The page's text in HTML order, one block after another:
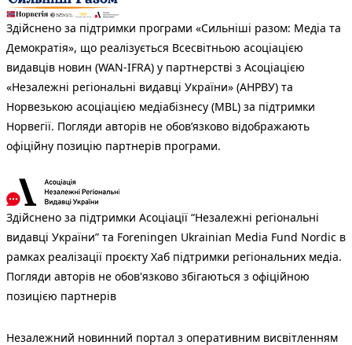
Здійснено за підтримки програми «Сильніші разом: Медіа та
Демократія», що реалізується Всесвітньою асоціацією
видавців новин (WAN-IFRA) у партнерстві з Асоціацією
«Незалежні регіональні видавці України» (АНРВУ) та
Норвезькою асоціацією медіабізнесу (MBL) за підтримки
Норвегії. Погляди авторів не обов’язково відображають
офіційну позицію партнерів програми.
Здійснено за підтримки Асоціації “Незалежні регіональні
видавці України” та Foreningen Ukrainian Media Fund Nordic в
рамках реалізації проєкту Хаб підтримки регіональних медіа.
Погляди авторів не обов'язково збігаються з офіційною
позицією партнерів
Незалежний новинний портал з оперативним висвітленням